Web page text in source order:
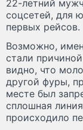
22-летний
соцсетей, для
первых рейсов.
Возможно,
стали
видно, что
другой фуры,
месте был
сплошная
происходило